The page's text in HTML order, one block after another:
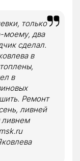
только
моему, два
сделал.
в
в
Ремонт
ливней
ливнем